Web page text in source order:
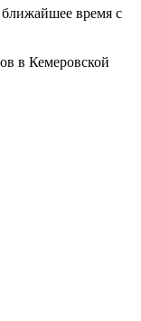
время с
в Кемеровской